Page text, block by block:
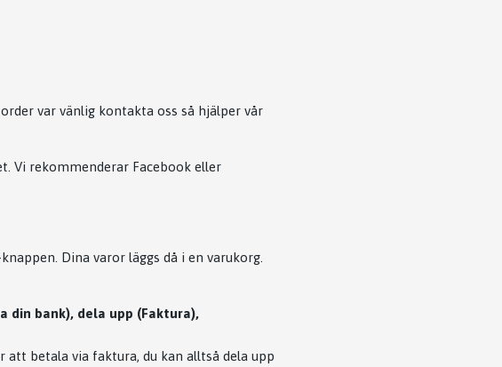
var vänlig kontakta oss så hjälper vår
Vi rekommenderar Facebook eller
Dina varor läggs då i en varukorg.
din bank), dela upp (Faktura),
att betala via faktura, du kan alltså dela upp